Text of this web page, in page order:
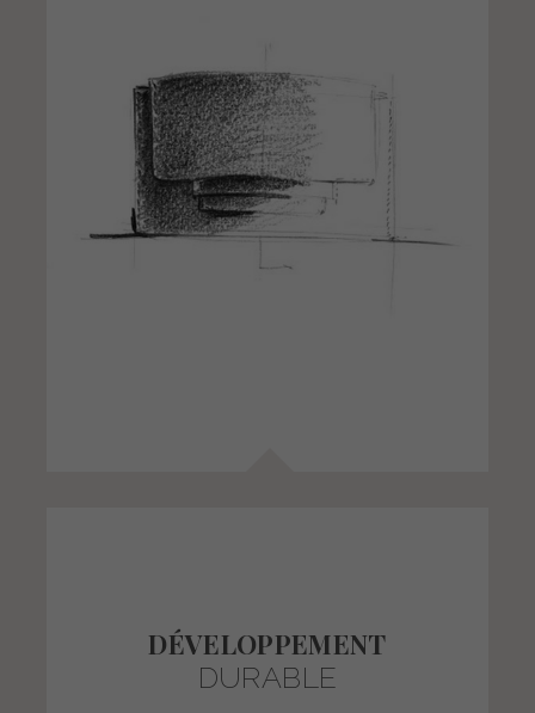
DÉVELOPPEMENT
DURABLE
respect de l’environnement.